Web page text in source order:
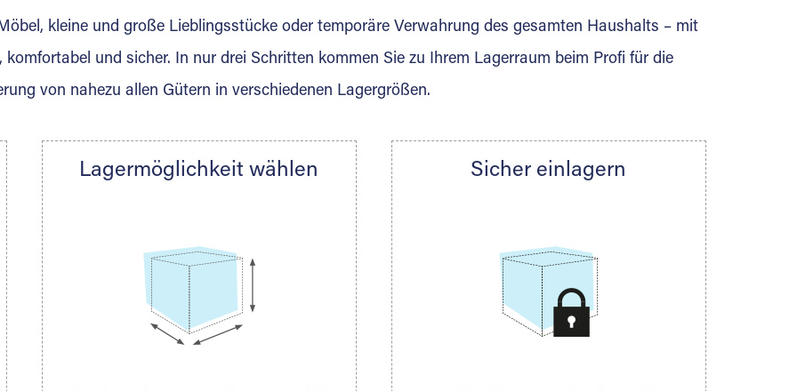
Ihre Nachricht.
kleine und große Lieblingsstücke oder temporäre Verwahrung des gesamten Haushalts – mit
und sicher. In nur drei Schritten kommen Sie zu Ihrem Lagerraum beim Profi für die
von nahezu allen Gütern in verschiedenen Lagergrößen.
Lagermöglichkeit wählen Sicher einlagern